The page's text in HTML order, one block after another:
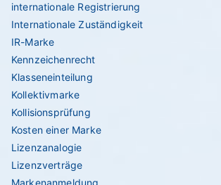
internationale Registrierung
Internationale Zuständigkeit
IR-Marke
Kennzeichenrecht
Klasseneinteilung
Kollektivmarke
Kollisionsprüfung
Kosten einer Marke
Lizenzanalogie
Lizenzverträge
Markenanmeldung